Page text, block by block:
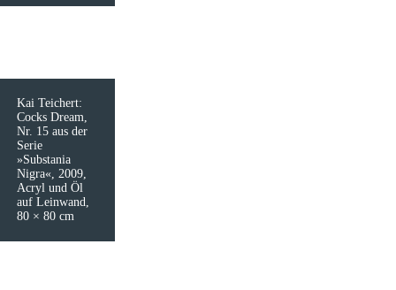
Kai Teichert:
Cocks Dream,
Nr. 15 aus der
Serie
»Substania
Nigra«, 2009,
Acryl und Öl
auf Leinwand,
80 × 80 cm